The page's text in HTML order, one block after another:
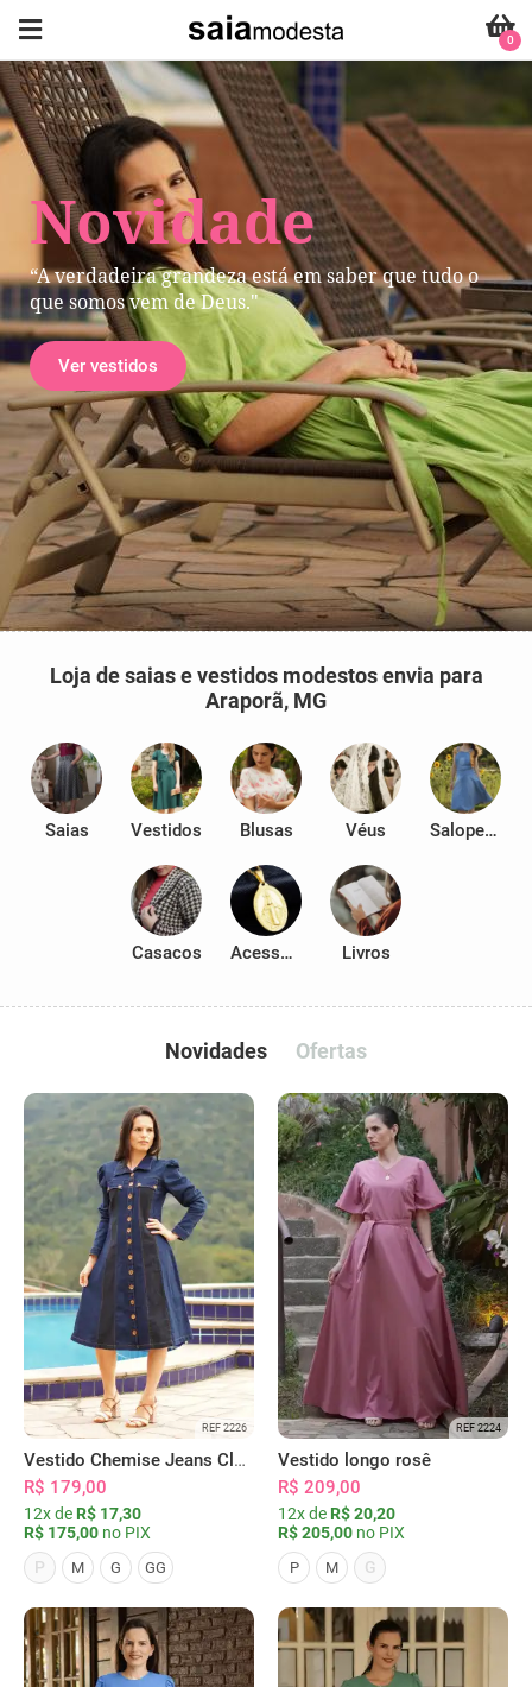
Novidade
“A verdadeira grandeza está em saber que tudo o
que somos vem de Deus."
Ver vestidos
0
Loja de saias e vestidos modestos envia para
Araporã, MG
Saias Vestidos Blusas Véus Salopetes
Casacos Acessórios Livros
Novidades Ofertas
REF 2226
Vestido Chemise Jeans Clássica Serena
R$ 179,00
12x de R$ 17,30
R$ 175,00 no PIX
P
M G GG
REF 2224
Vestido longo rosê
R$ 209,00
12x de R$ 20,20
R$ 205,00 no PIX
P M G